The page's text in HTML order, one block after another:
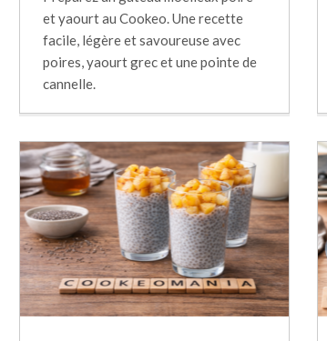
et yaourt au Cookeo. Une recette
facile, légère et savoureuse avec
poires, yaourt grec et une pointe de
cannelle.